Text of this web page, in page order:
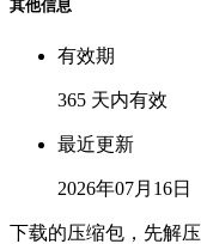
其他信息
有效期
365 天内有效
最近更新
2026年07月16日
下载的压缩包，先解